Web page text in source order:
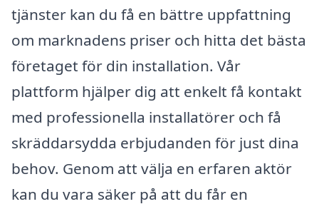
tjänster kan du få en bättre uppfattning
om marknadens priser och hitta det bästa
företaget för din installation. Vår
plattform hjälper dig att enkelt få kontakt
med professionella installatörer och få
skräddarsydda erbjudanden för just dina
behov. Genom att välja en erfaren aktör
kan du vara säker på att du får en